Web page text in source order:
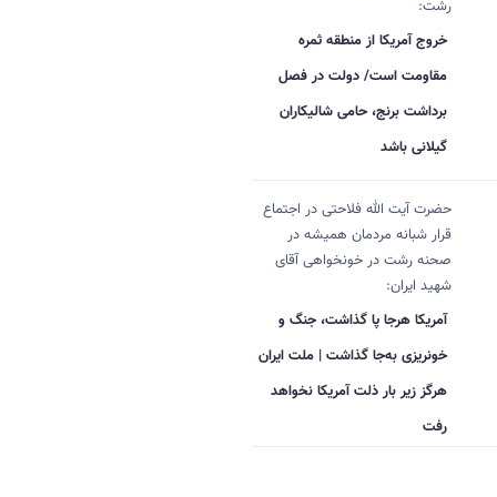
رشت:
خروج آمریکا از منطقه ثمره
مقاومت است/ دولت در فصل
برداشت برنج، حامی شالیکاران
گیلانی باشد
حضرت آیت الله فلاحتی در اجتماع
قرار شبانه مردمان همیشه در
صحنه رشت در خونخواهی آقای
شهید ایران:
آمریکا هرجا پا گذاشت، جنگ و
خونریزی به‌جا گذاشت | ملت ایران
هرگز زیر بار ذلت آمریکا نخواهد
رفت